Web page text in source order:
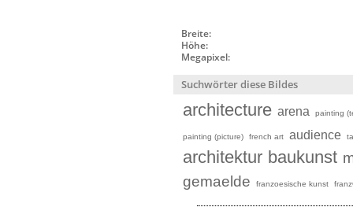
Breite:
Höhe:
Megapixel:
Suchwörter diese Bildes
architecture arena painting
painting (picture) french art audience
architektur baukunst
gemaelde
franzoesische kunst